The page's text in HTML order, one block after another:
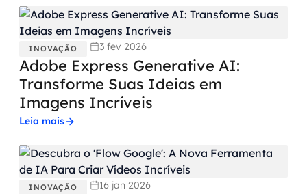
INOVAÇÃO 3 fev 2026
Adobe Express Generative AI:
Transforme Suas Ideias em
Imagens Incríveis
Leia mais
INOVAÇÃO 16 jan 2026